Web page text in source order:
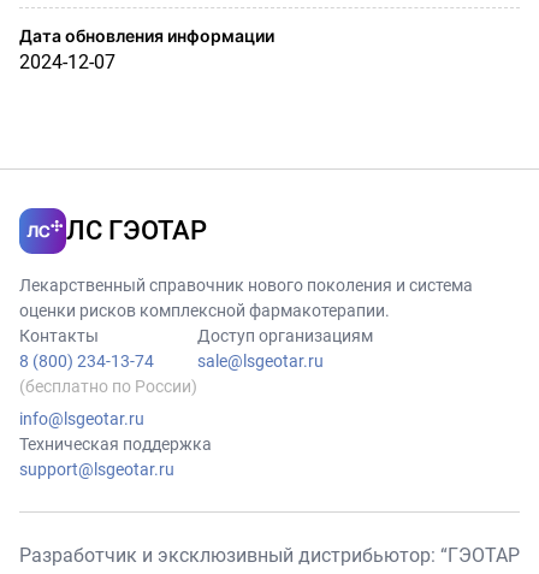
Дата обновления информации
2024-12-07
ЛС ГЭОТАР
Лекарственный справочник нового поколения и система
оценки рисков комплексной фармакотерапии.
Контакты
8 (800) 234-13-74
(бесплатно по России)
info@lsgeotar.ru
Доступ организациям
sale@lsgeotar.ru
Техническая поддержка
support@lsgeotar.ru
Разработчик и эксклюзивный дистрибьютор: “ГЭОТАР